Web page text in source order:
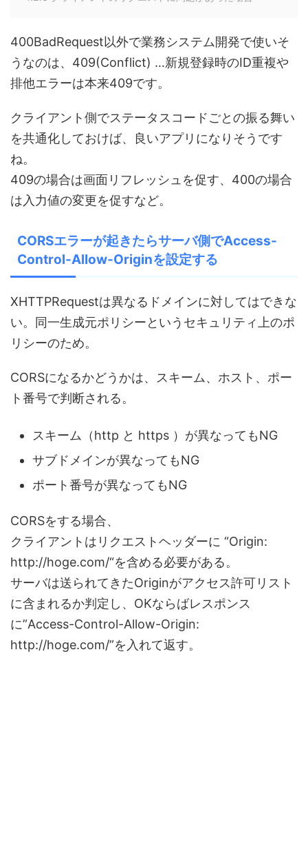
400BadRequest以外で業務システム開発で使いそ
うなのは、409(Conflict) …新規登録時のID重複や
排他エラーは本来409です。
クライアント側でステータスコードごとの振る舞い
を共通化しておけば、良いアプリになりそうです
ね。
409の場合は画面リフレッシュを促す、400の場合
は入力値の変更を促すなど。
CORSエラーが起きたらサーバ側でAccess-
Control-Allow-Originを設定する
XHTTPRequestは異なるドメインに対してはできな
い。同一生成元ポリシーというセキュリティ上のポ
リシーのため。
CORSになるかどうかは、スキーム、ホスト、ポー
ト番号で判断される。
スキーム（http と https ）が異なってもNG
サブドメインが異なってもNG
ポート番号が異なってもNG
CORSをする場合、
クライアントはリクエストヘッダーに “Origin:
http://hoge.com/“を含める必要がある。
サーバは送られてきたOriginがアクセス許可リスト
に含まれるか判定し、OKならばレスポンス
に”Access-Control-Allow-Origin:
http://hoge.com/”を入れて返す。